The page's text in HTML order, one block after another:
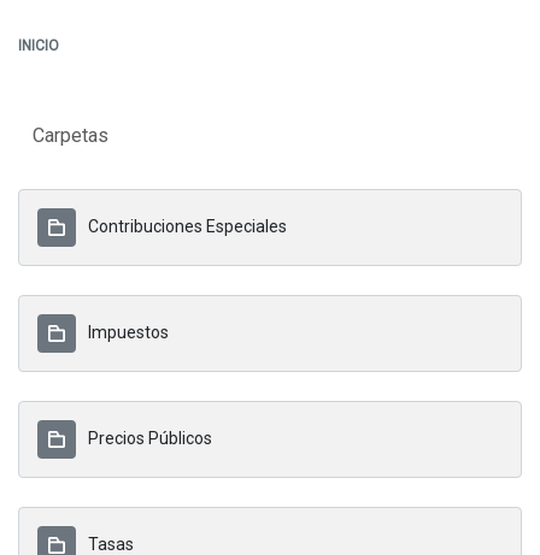
INICIO
Carpetas
Contribuciones Especiales
Impuestos
Precios Públicos
Tasas